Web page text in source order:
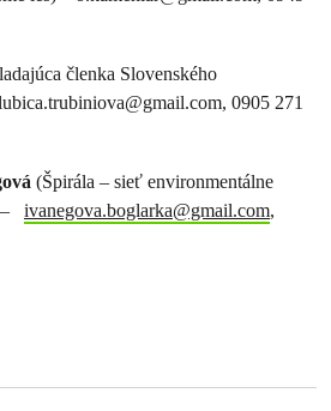
členka Slovenského
, 0905 271
(Špirála – sieť environmentálne
ivanegova.boglarka@gmail.com,